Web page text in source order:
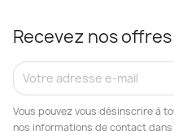
Recevez nos
Vous pouvez vous désinscrire à
nos informations de contact